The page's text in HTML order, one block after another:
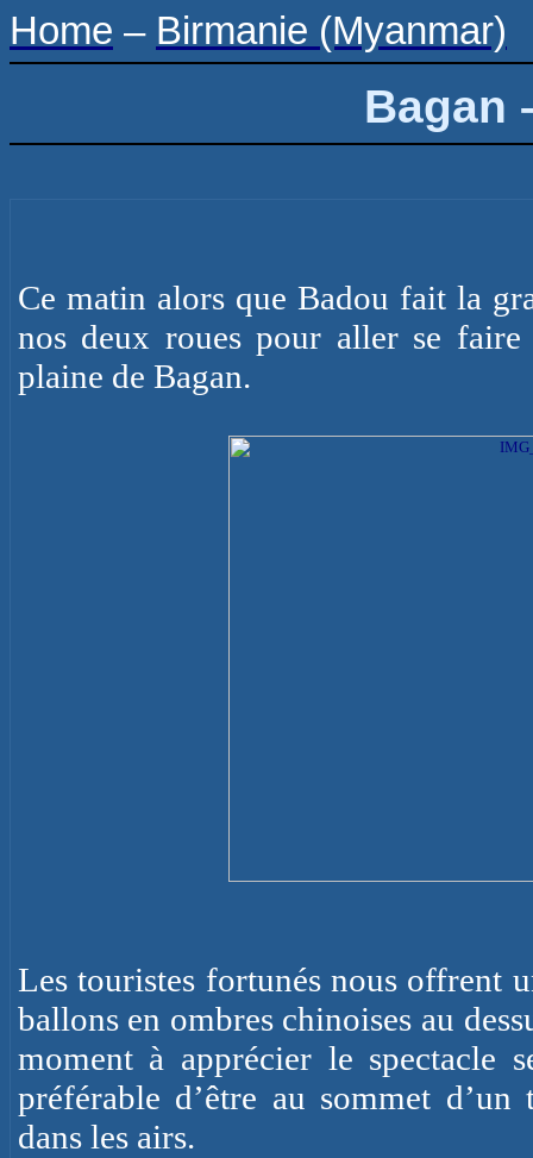
Home – Birmanie (Myanmar)
Bagan
Ce matin alors que Badou fait la
nos deux roues pour aller se
plaine de Bagan.
Les touristes fortunés nous offrent
ballons en ombres chinoises au
moment à apprécier le spectacle
préférable d’être au sommet
dans les airs.